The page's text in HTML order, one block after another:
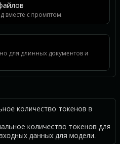
вместе с промптом.
для длинных документов и
количество токенов в
количество токенов для
данных для модели.